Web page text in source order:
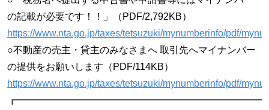
の記載が必要です！！」（PDF/2,792KB）
https://www.nta.go.jp/taxes/tetsuzuki/mynumberinfo/pdf/
○不動産の売主・貸主のみなさまへ 取引先へマイナンバー
の提供をお願いします（PDF/114KB）
https://www.nta.go.jp/taxes/tetsuzuki/mynumberinfo/pdf/